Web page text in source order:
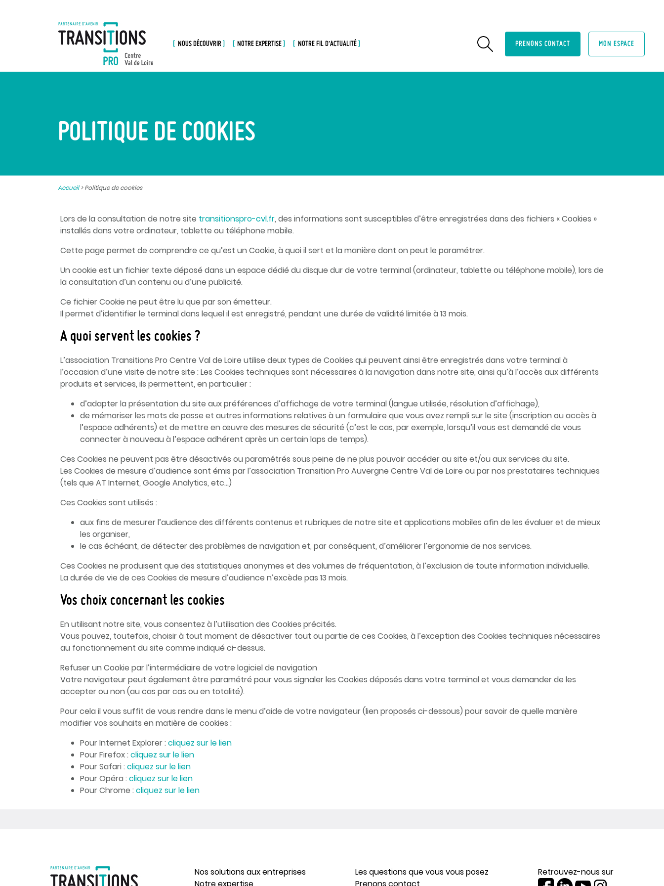
NOUS DÉCOUVRIR NOTRE EXPERTISE NOTRE FIL D’ACTUALITÉ PRENONS CONTACT MON ESPACE
POLITIQUE DE COOKIES
Accueil>Politique de cookies
Lors de la consultation de notre site transitionspro-cvl.fr, des informations sont susceptibles d’être enregistrées dans des fichiers « Cookies »
installés dans votre ordinateur, tablette ou téléphone mobile.
Cette page permet de comprendre ce qu’est un Cookie, à quoi il sert et la manière dont on peut le paramétrer.
Un cookie est un fichier texte déposé dans un espace dédié du disque dur de votre terminal (ordinateur, tablette ou téléphone mobile), lors de
la consultation d’un contenu ou d’une publicité.
Ce fichier Cookie ne peut être lu que par son émetteur.
Il permet d’identifier le terminal dans lequel il est enregistré, pendant une durée de validité limitée à 13 mois.
A quoi servent les cookies ?
L’association Transitions Pro Centre Val de Loire utilise deux types de Cookies qui peuvent ainsi être enregistrés dans votre terminal à
l’occasion d’une visite de notre site : Les Cookies techniques sont nécessaires à la navigation dans notre site, ainsi qu’à l’accès aux différents
produits et services, ils permettent, en particulier :
d’adapter la présentation du site aux préférences d’affichage de votre terminal (langue utilisée, résolution d’affichage),
de mémoriser les mots de passe et autres informations relatives à un formulaire que vous avez rempli sur le site (inscription ou accès à
l’espace adhérents) et de mettre en œuvre des mesures de sécurité (c’est le cas, par exemple, lorsqu’il vous est demandé de vous
connecter à nouveau à l’espace adhérent après un certain laps de temps).
Ces Cookies ne peuvent pas être désactivés ou paramétrés sous peine de ne plus pouvoir accéder au site et/ou aux services du site.
Les Cookies de mesure d’audience sont émis par l’association Transition Pro Auvergne Centre Val de Loire ou par nos prestataires techniques
(tels que AT Internet, Google Analytics, etc…)
Ces Cookies sont utilisés :
aux fins de mesurer l’audience des différents contenus et rubriques de notre site et applications mobiles afin de les évaluer et de mieux
les organiser,
le cas échéant, de détecter des problèmes de navigation et, par conséquent, d’améliorer l’ergonomie de nos services.
Ces Cookies ne produisent que des statistiques anonymes et des volumes de fréquentation, à l’exclusion de toute information individuelle.
La durée de vie de ces Cookies de mesure d’audience n’excède pas 13 mois.
Vos choix concernant les cookies
En utilisant notre site, vous consentez à l’utilisation des Cookies précités.
Vous pouvez, toutefois, choisir à tout moment de désactiver tout ou partie de ces Cookies, à l’exception des Cookies techniques nécessaires
au fonctionnement du site comme indiqué ci-dessus.
Refuser un Cookie par l’intermédiaire de votre logiciel de navigation
Votre navigateur peut également être paramétré pour vous signaler les Cookies déposés dans votre terminal et vous demander de les
accepter ou non (au cas par cas ou en totalité).
Pour cela il vous suffit de vous rendre dans le menu d’aide de votre navigateur (lien proposés ci-dessous) pour savoir de quelle manière
modifier vos souhaits en matière de cookies :
Pour Internet Explorer :cliquez sur le lien
Pour Firefox :cliquez sur le lien
Pour Safari :cliquez sur le lien
Pour Opéra :cliquez sur le lien
Pour Chrome :cliquez sur le lien
Nos solutions aux entreprises
Les questions que vous vous posez
Retrouvez-nous sur